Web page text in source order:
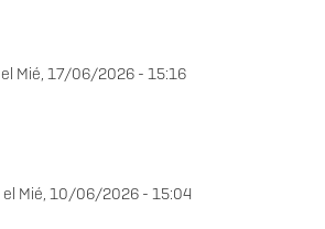
el Mié, 17/06/2026 - 15:16
el Mié, 10/06/2026 - 15:04